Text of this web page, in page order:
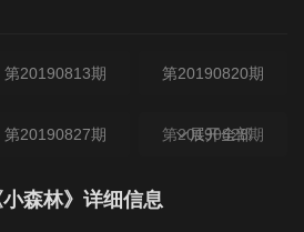
第20190813期 第20190820期
第20190827期 第20190828期
第20190903期
展开全部
森林》详细信息